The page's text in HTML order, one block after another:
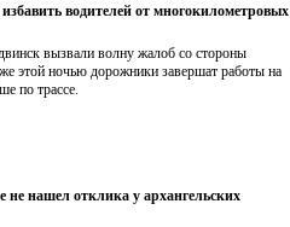
водителей от многокилометровых
вызвали волну жалоб со стороны
этой ночью дорожники завершат работы на
по трассе.
нашел отклика у архангельских